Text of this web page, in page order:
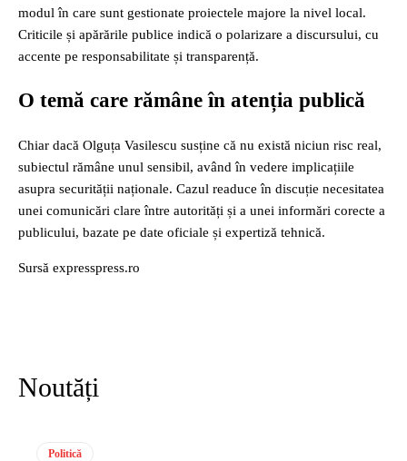
modul în care sunt gestionate proiectele majore la nivel local.
Criticile și apărările publice indică o polarizare a discursului, cu
accente pe responsabilitate și transparență.
O temă care rămâne în atenția publică
Chiar dacă Olguța Vasilescu susține că nu există niciun risc real,
subiectul rămâne unul sensibil, având în vedere implicațiile
asupra securității naționale. Cazul readuce în discuție necesitatea
unei comunicări clare între autorități și a unei informări corecte a
publicului, bazate pe date oficiale și expertiză tehnică.
Sursă expresspress.ro
Noutăți
Politică